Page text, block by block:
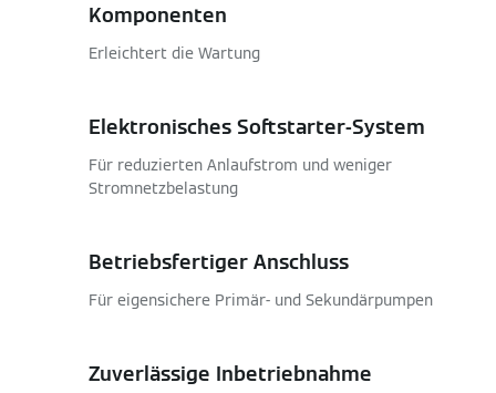
Komponenten
Erleichtert die Wartung
Elektronisches Softstarter-System
Für reduzierten Anlaufstrom und weniger
Stromnetzbelastung
Betriebsfertiger Anschluss
Für eigensichere Primär- und Sekundärpumpen
Zuverlässige Inbetriebnahme